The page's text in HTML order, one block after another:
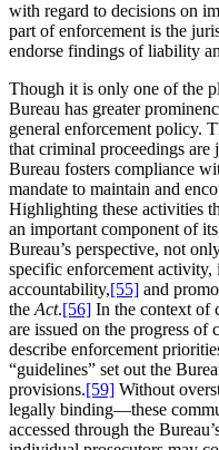
with regard to decisions on
part of enforcement is the
endorse findings of liability
Though it is only one of the
Bureau has greater
general enforcement policy.
that criminal proceedings are
Bureau fosters compliance
mandate to maintain and
Highlighting these activities
an important component of
Bureau’s perspective, not
specific enforcement activity,
accountability,[55] and
the Act.[56] In the context of
are issued on the progress of
describe enforcement
“guidelines” set out the
provisions.[59] Without
legally binding—these
accessed through the